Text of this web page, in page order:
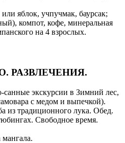
яблок, учпучмак, баурсак;
компот, кофе, минеральная
на 4 взрослых.
РАЗВЛЕЧЕНИЯ.
санные экскурсии в Зимний лес,
с медом и выпечкой).
из традиционного лука. Обед.
Свободное время.